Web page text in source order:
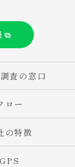
査の窓口
ロー
の特徴
GPS